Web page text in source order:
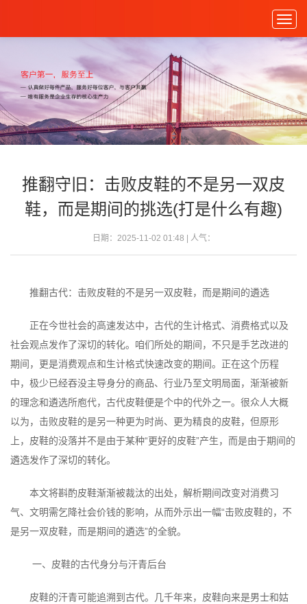
推翻守旧：击败皮鞋的不是另一双皮
鞋，而是期间的挑选(打是什么有趣)
日期：2025-11-02 01:48 | 人气：
推翻古代：击败皮鞋的不是另一双皮鞋，而是期间的遴选
正在今世社会的高速发达中，古代的生计格式、消费格式以及
社会观点发作了深切的转化。咱们所处的期间，不只是手艺改进的
期间，更是消费观点和生计格式快速改变的期间。正在这个历程
中，极少已经吞没主导身分的商品、行业乃至文明局面，渐渐被新
的理念和遴选所庖代，古代皮鞋便是个中的代外之一。很众人大概
以为，击败皮鞋的是另一种更为时尚、更为精良的皮鞋，但原形
上，皮鞋的没落并不是由于某种“更好的皮鞋”产生，而是由于期间的
遴选发作了深切的转化。
本文将斟酌皮鞋渐渐被裁汰的出处，解析期间改变对消费习
气、文明需乞降社会价钱的影响，从而外示出一幅“击败皮鞋的，不
是另一双皮鞋，而是期间的遴选”的全貌。
一、皮鞋的古代身分与汗青后台
皮鞋的汗青可能追溯到古代。几千年来，皮鞋向来是男士和姑